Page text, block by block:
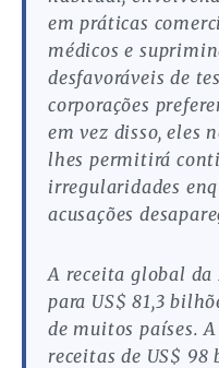
em práticas
médicos e
desfavoráveis ​​de
corporações
em vez disso, eles
lhes permitirá
irregularidades
acusações
A receita global da
para US$ 81,3
de muitos países.
receitas de US$ 98